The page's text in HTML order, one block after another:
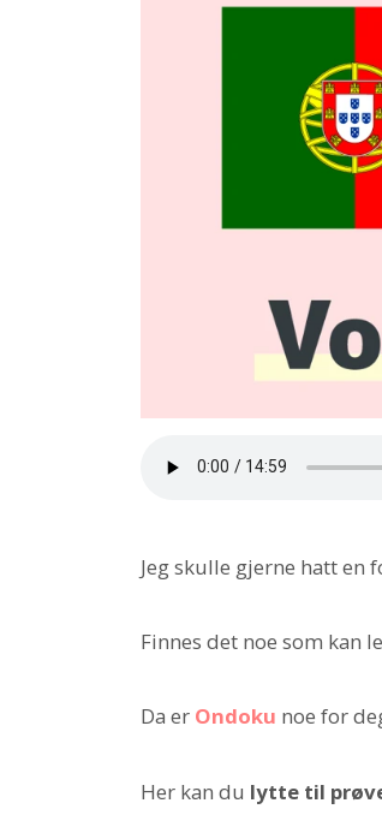
Jeg skulle gjerne hatt en
Finnes det noe som kan
Da er Ondoku noe for
Her kan du lytte til